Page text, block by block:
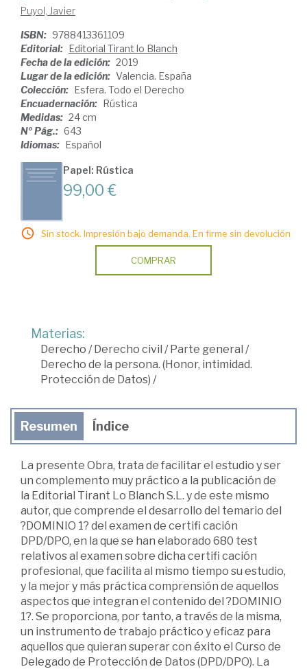
Puyol, Javier
ISBN: 9788413361109
Editorial: Editorial Tirant lo Blanch
Fecha de la edición: 2019
Lugar de la edición: Valencia. España
Colección: Esfera. Todo el Derecho
Encuadernación: Rústica
Medidas: 24 cm
Nº Pág.: 643
Idiomas: Español
Papel: Rústica
99,00 €
Sin stock. Impresión bajo demanda. En firme sin devolución
COMPRAR
Materias:
Derecho /Derecho civil /Parte general /
Derecho de la persona. (Honor, intimidad.
Protección de Datos) /
Resumen Índice
La presente Obra, trata de facilitar el estudio y ser
un complemento muy práctico a la publicación de
la Editorial Tirant Lo Blanch S.L. y de este mismo
autor, que comprende el desarrollo del temario del
?DOMINIO 1? del examen de certifi cación
DPD/DPO, en la que se han elaborado 680 test
relativos al examen sobre dicha certifi cación
profesional, que facilita al mismo tiempo su estudio,
y la mejor y más práctica comprensión de aquellos
aspectos que integran el contenido del ?DOMINIO
1?. Se proporciona, por tanto, a través de la misma,
un instrumento de trabajo práctico y eficaz para
aquellos que quieran superar con éxito el Curso de
Delegado de Protección de Datos (DPD/DPO). La